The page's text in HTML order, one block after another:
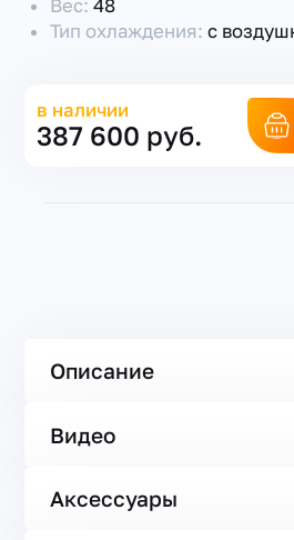
Вес:48
Тип охлаждения:с
в наличии
387 600 руб.
Описание
Видео
Аксессуары